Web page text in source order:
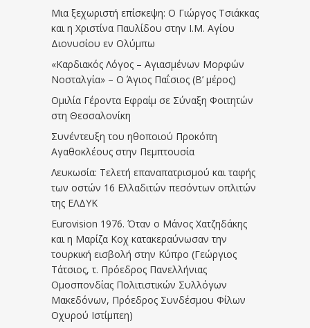
Μια ξεχωριστή επίσκεψη: Ο Γιώργος Τσιάκκας
και η Χριστίνα Παυλίδου στην Ι.Μ. Αγίου
Διονυσίου εν Ολύμπω
«Καρδιακός Λόγος – Αγιασμένων Μορφών
Νοσταλγία» – Ο Άγιος Παΐσιος (Β’ μέρος)
Ομιλία Γέροντα Εφραίμ σε Σύναξη Φοιτητών
στη Θεσσαλονίκη
Συνέντευξη του ηθοποιού Προκόπη
Αγαθοκλέους στην Πεμπτουσία
Λευκωσία: Τελετή επαναπατρισμού και ταφής
των οστών 16 Ελλαδιτών πεσόντων οπλιτών
της ΕΛΔΥΚ
Eurovision 1976. Όταν ο Μάνος Χατζηδάκης
και η Μαρίζα Κοχ κατακεραύνωσαν την
τουρκική εισβολή στην Κύπρο (Γεώργιος
Τάτσιος, τ. Πρόεδρος Πανελλήνιας
Ομοσπονδίας Πολιτιστικών Συλλόγων
Μακεδόνων, Πρόεδρος Συνδέσμου Φίλων
Οχυρού Ιστίμπεη)